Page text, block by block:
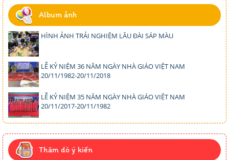
Album ảnh
HÌNH ẢNH TRẢI NGHIỆM LÂU ĐÀI SÁP MÀU
LỄ KỶ NIỆM 36 NĂM NGÀY NHÀ GIÁO VIỆT NAM
20/11/1982-20/11/2018
LỄ KỶ NIỆM 35 NĂM NGÀY NHÀ GIÁO VIỆT NAM
20/11/2017-20/11/1982
Thăm dò ý kiến